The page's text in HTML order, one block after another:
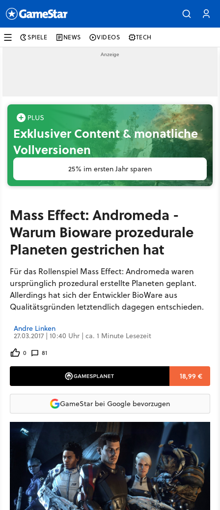
SPIELE NEWS VIDEOS TECH
Exklusiver Content & monatliche
Vollversionen
25% im ersten Jahr sparen
Mass Effect: Andromeda -
Warum Bioware prozedurale
Planeten gestrichen hat
Für das Rollenspiel Mass Effect: Andromeda waren
ursprünglich prozedural erstellte Planeten geplant.
Allerdings hat sich der Entwickler BioWare aus
Qualitätsgründen letztendlich dagegen entschieden.
Andre Linken
27.03.2017 | 10:40 Uhr | ca. 1 Minute Lesezeit
0 81
18,99 €
GameStar bei Google bevorzugen